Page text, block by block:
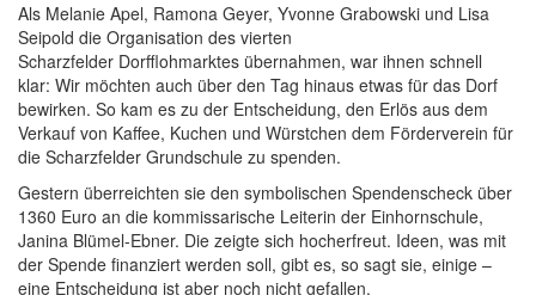
Als Melanie Apel, Ramona Geyer, Yvonne Grabowski und Lisa
Seipold die Organisation des vierten
Scharzfelder Dorfflohmarktes übernahmen, war ihnen schnell
klar: Wir möchten auch über den Tag hinaus etwas für das Dorf
bewirken. So kam es zu der Entscheidung, den Erlös aus dem
Verkauf von Kaffee, Kuchen und Würstchen dem Förderverein für
die Scharzfelder Grundschule zu spenden.
Gestern überreichten sie den symbolischen Spendenscheck über
1360 Euro an die kommissarische Leiterin der Einhornschule,
Janina Blümel-Ebner. Die zeigte sich hocherfreut. Ideen, was mit
der Spende finanziert werden soll, gibt es, so sagt sie, einige –
eine Entscheidung ist aber noch nicht gefallen.